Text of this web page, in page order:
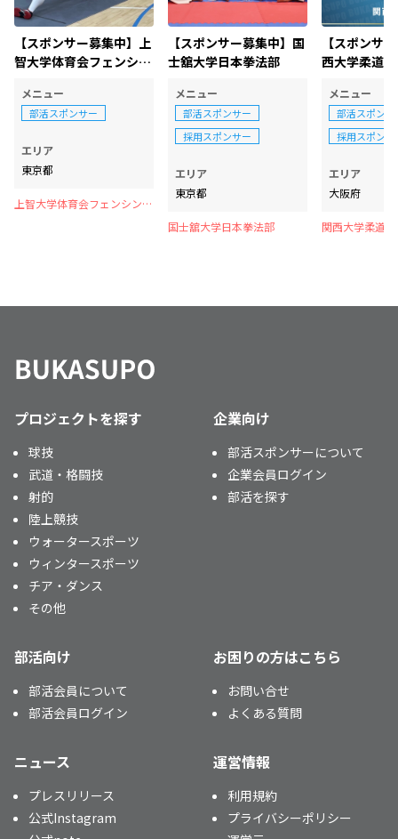
【スポンサー募集中】上
智大学体育会フェンシン
メニュー
部活スポンサー
エリア
東京都
上智大学体育会フェンシング
【スポンサー募集中】国
士舘大学日本拳法部
メニュー
部活スポンサー
採用スポンサー
エリア
東京都
国士舘大学日本拳法部
【スポンサ
西大学柔道部
メニュー
部活スポンサ
採用スポンサ
エリア
大阪府
関西大学柔道部
プロジェクトを探す
球技
武道・格闘技
射的
陸上競技
ウォータースポーツ
ウィンタースポーツ
チア・ダンス
その他
企業向け
部活スポンサーについて
企業会員ログイン
部活を探す
部活向け
部活会員について
部活会員ログイン
お困りの方はこちら
お問い合せ
よくある質問
ニュース
プレスリリース
公式Instagram
運営情報
利用規約
プライバシーポリシー